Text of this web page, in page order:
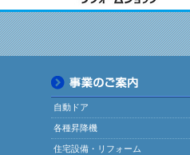
自動ドア
各種昇降機
住宅設備・リフォーム